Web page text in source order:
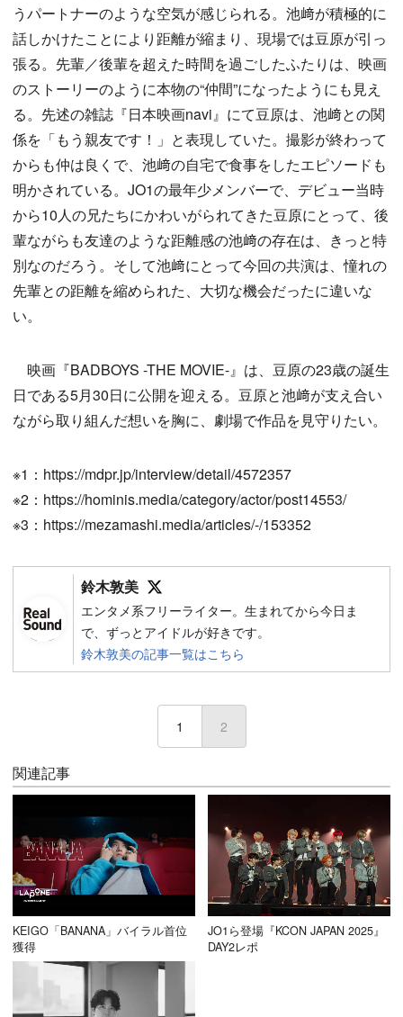
うパートナーのような空気が感じられる。池﨑が積極的に
話しかけたことにより距離が縮まり、現場では豆原が引っ
張る。先輩／後輩を超えた時間を過ごしたふたりは、映画
のストーリーのように本物の“仲間”になったようにも見え
る。先述の雑誌『日本映画navi』にて豆原は、池﨑との関
係を「もう親友です！」と表現していた。撮影が終わって
からも仲は良くで、池﨑の自宅で食事をしたエピソードも
明かされている。JO1の最年少メンバーで、デビュー当時
から10人の兄たちにかわいがられてきた豆原にとって、後
輩ながらも友達のような距離感の池﨑の存在は、きっと特
別なのだろう。そして池﨑にとって今回の共演は、憧れの
先輩との距離を縮められた、大切な機会だったに違いな
い。
映画『BADBOYS -THE MOVIE-』は、豆原の23歳の誕生
日である5月30日に公開を迎える。豆原と池﨑が支え合い
ながら取り組んだ想いを胸に、劇場で作品を見守りたい。
※1：https://mdpr.jp/interview/detail/4572357
※2：https://hominis.media/category/actor/post14553/
※3：https://mezamashi.media/articles/-/153352
鈴木敦美
エンタメ系フリーライター。生まれてから今日ま
で、ずっとアイドルが好きです。
鈴木敦美の記事一覧はこちら
1 2
関連記事
KEIGO「BANANA」バイラル首位
獲得
JO1ら登場『KCON JAPAN 2025』
DAY2レポ